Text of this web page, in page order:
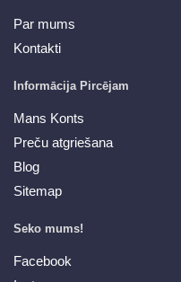
Par mums
Kontakti
Informācija Pircējam
Mans Konts
Preču atgriešana
Blog
Sitemap
Seko mums!
Facebook